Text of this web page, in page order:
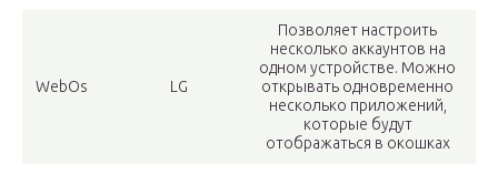
WebОs LG
Позволяет настроить
несколько аккаунтов на
одном устройстве. Можно
открывать одновременно
несколько приложений,
которые будут
отображаться в окошках